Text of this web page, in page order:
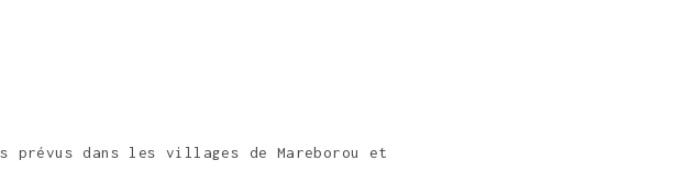
prévus dans les villages de Mareborou et